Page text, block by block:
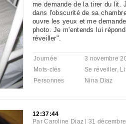
me demande de la tirer du lit.
dans l'obscurité de sa
ouvre les yeux et me
photo. Je m'entends lui
réveiller".
Journée
3 novembre
Mots-clés
Se réveiller,
Personnes
Nina Diaz
12:37:44
ParCaroline Diaz |31